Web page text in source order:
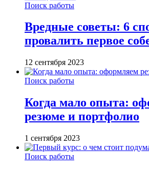
Поиск работы
Вредные советы: 6
провалить первое
12 сентября 2023
Поиск работы
Когда мало опыта:
резюме и портфолио
1 сентября 2023
Поиск работы